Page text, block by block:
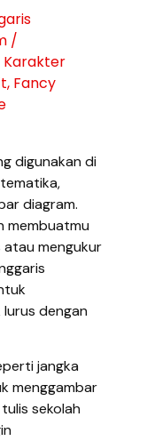
/
Karakter
Fancy
digunakan di
diagram.
membuatmu
atau mengukur
dengan
jangka
menggambar
sekolah